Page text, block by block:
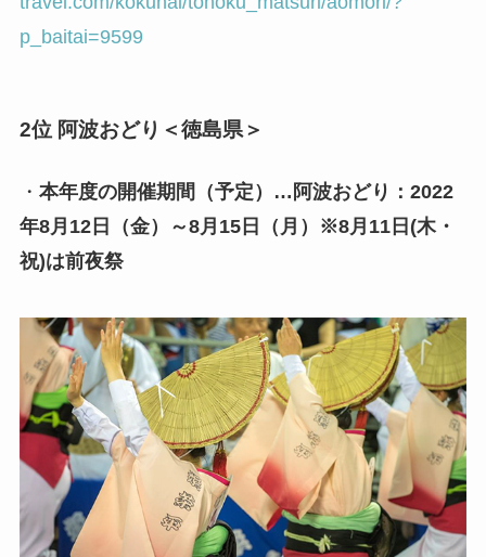
p_baitai=9599
2位 阿波おどり＜徳島県＞
・ 本年度の開催期間（予定）…阿波おどり：2022
年8月12日（金）～8月15日（月）※8月11日(木・
祝)は前夜祭